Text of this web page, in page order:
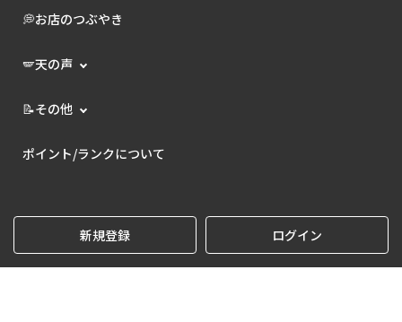
💭お店のつぶやき
🪽天の声
📝その他
ポイント/ランクについて
新規登録 ログイン